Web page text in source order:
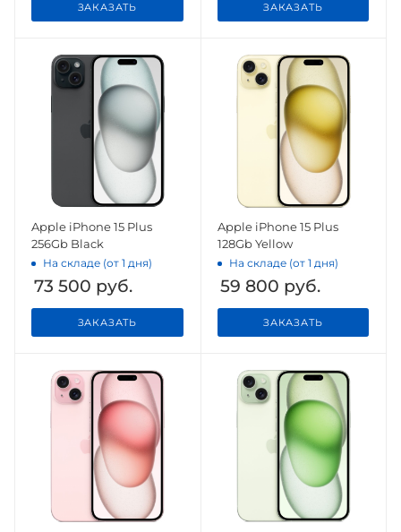
ЗАКАЗАТЬ ЗАКАЗАТЬ
Apple iPhone 15 Plus
256Gb Black
На складе (от 1 дня)
73 500 руб.
ЗАКАЗАТЬ
Apple iPhone 15 Plus
128Gb Yellow
На складе (от 1 дня)
59 800 руб.
ЗАКАЗАТЬ